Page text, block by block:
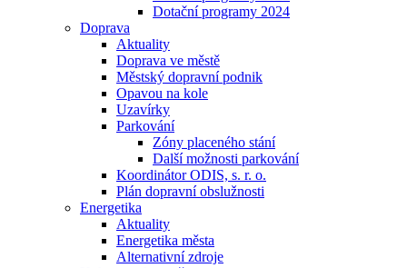
Dotační programy 2024
Doprava
Aktuality
Doprava ve městě
Městský dopravní podnik
Opavou na kole
Uzavírky
Parkování
Zóny placeného stání
Další možnosti parkování
Koordinátor ODIS, s. r. o.
Plán dopravní obslužnosti
Energetika
Aktuality
Energetika města
Alternativní zdroje